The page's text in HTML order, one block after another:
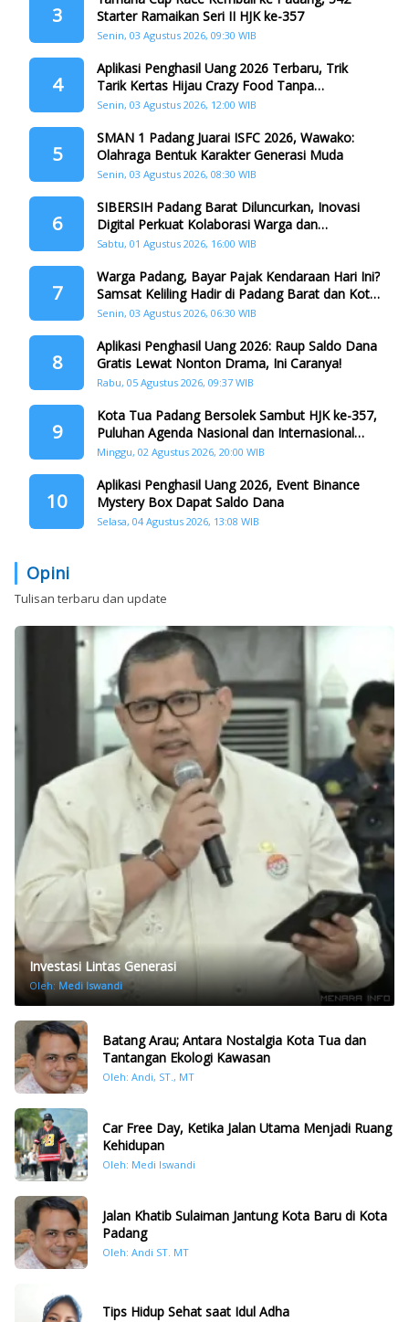
3
Starter Ramaikan Seri II HJK ke-357
Senin, 03 Agustus 2026, 09:30 WIB
4
Aplikasi Penghasil Uang 2026 Terbaru, Trik
Tarik Kertas Hijau Crazy Food Tanpa
Penggandaan
Senin, 03 Agustus 2026, 12:00 WIB
5
SMAN 1 Padang Juarai ISFC 2026, Wawako:
Olahraga Bentuk Karakter Generasi Muda
Senin, 03 Agustus 2026, 08:30 WIB
6
SIBERSIH Padang Barat Diluncurkan, Inovasi
Digital Perkuat Kolaborasi Warga dan
Pemerintah Atasi Persampahan
Sabtu, 01 Agustus 2026, 16:00 WIB
7
Warga Padang, Bayar Pajak Kendaraan Hari Ini?
Samsat Keliling Hadir di Padang Barat dan Koto
Tangah
Senin, 03 Agustus 2026, 06:30 WIB
8
Aplikasi Penghasil Uang 2026: Raup Saldo Dana
Gratis Lewat Nonton Drama, Ini Caranya!
Rabu, 05 Agustus 2026, 09:37 WIB
9
Kota Tua Padang Bersolek Sambut HJK ke-357,
Puluhan Agenda Nasional dan Internasional
Siap Digelar
Minggu, 02 Agustus 2026, 20:00 WIB
10
Aplikasi Penghasil Uang 2026, Event Binance
Mystery Box Dapat Saldo Dana
Selasa, 04 Agustus 2026, 13:08 WIB
Opini
Tulisan terbaru dan update
Investasi Lintas Generasi
Oleh: Medi Iswandi
Batang Arau; Antara Nostalgia Kota Tua dan
Tantangan Ekologi Kawasan
Oleh: Andi, ST., MT
Car Free Day, Ketika Jalan Utama Menjadi Ruang
Kehidupan
Oleh: Medi Iswandi
Jalan Khatib Sulaiman Jantung Kota Baru di Kota
Padang
Oleh: Andi ST. MT
Tips Hidup Sehat saat Idul Adha